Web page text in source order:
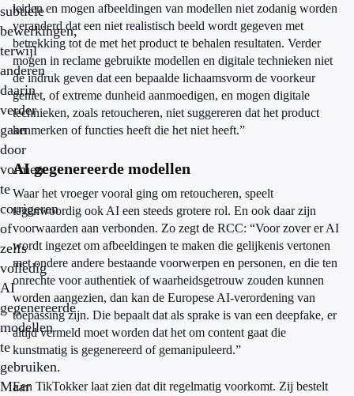
subtiele
bewerkingen,
terwijl
anderen
daarin
verder
gaan
door
vormen
te
corrigeren
of
zelfs
volledig
AI
gegenereerde
modellen
te
gebruiken.
Maar
leiden en mogen afbeeldingen van modellen niet zodanig worden
veranderd dat een niet realistisch beeld wordt gegeven met
betrekking tot de met het product te behalen resultaten. Verder
mogen in reclame gebruikte modellen en digitale technieken niet
de indruk geven dat een bepaalde lichaamsvorm de voorkeur
geniet, of extreme dunheid aanmoedigen, en mogen digitale
technieken, zoals retoucheren, niet suggereren dat het product
kenmerken of functies heeft die het niet heeft.”
AI gegenereerde modellen
Waar het vroeger vooral ging om retoucheren, speelt
tegenwoordig ook AI een steeds grotere rol. En ook daar zijn
voorwaarden aan verbonden. Zo zegt de RCC: “Voor zover er AI
wordt ingezet om afbeeldingen te maken die gelijkenis vertonen
met ondere andere bestaande voorwerpen en personen, en die ten
onrechte voor authentiek of waarheidsgetrouw zouden kunnen
worden aangezien, dan kan de Europese AI-verordening van
toepassing zijn. Die bepaalt dat als sprake is van een deepfake, er
altijd vermeld moet worden dat het om content gaat die
kunstmatig is gegenereerd of gemanipuleerd.”
Een TikTokker laat zien dat dit regelmatig voorkomt. Zij bestelt